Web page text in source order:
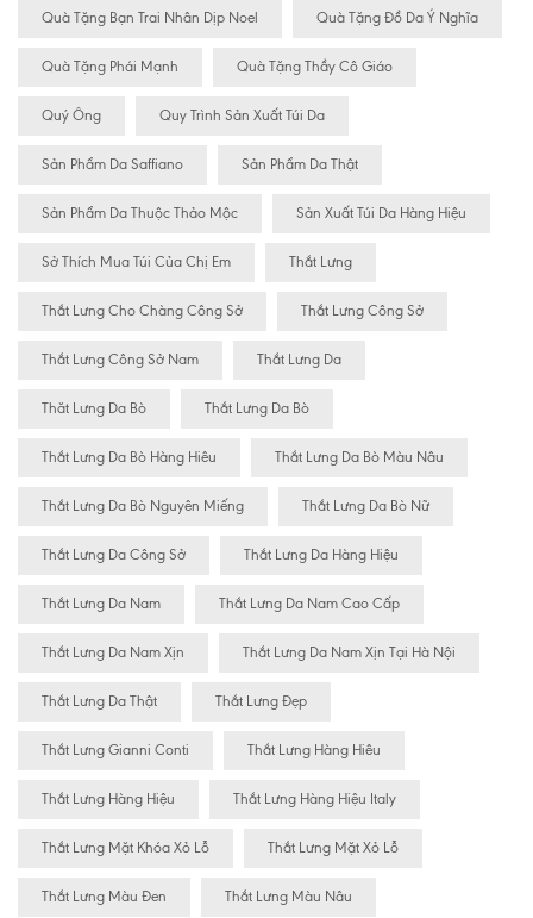
Quà Tặng Bạn Trai Nhân Dịp Noel Quà Tặng Đồ Da Ý Nghĩa
Quà Tặng Phái Mạnh Quà Tặng Thầy Cô Giáo
Quý Ông Quy Trình Sản Xuất Túi Da
Sản Phẩm Da Saffiano Sản Phẩm Da Thật
Sản Phẩm Da Thuộc Thảo Mộc Sản Xuất Túi Da Hàng Hiệu
Sở Thích Mua Túi Của Chị Em Thắt Lưng
Thắt Lưng Cho Chàng Công Sở Thắt Lưng Công Sở
Thắt Lưng Công Sở Nam Thắt Lưng Da
Thăt Lưng Da Bò Thắt Lưng Da Bò
Thắt Lưng Da Bò Hàng Hiêu Thắt Lưng Da Bò Màu Nâu
Thắt Lưng Da Bò Nguyên Miếng Thắt Lưng Da Bò Nữ
Thắt Lưng Da Công Sở Thắt Lưng Da Hàng Hiệu
Thắt Lưng Da Nam Thắt Lưng Da Nam Cao Cấp
Thắt Lưng Da Nam Xịn Thắt Lưng Da Nam Xịn Tại Hà Nội
Thắt Lưng Da Thật Thắt Lưng Đẹp
Thắt Lưng Gianni Conti Thắt Lưng Hàng Hiêu
Thắt Lưng Hàng Hiệu Thắt Lưng Hàng Hiệu Italy
Thắt Lưng Mặt Khóa Xỏ Lỗ Thắt Lưng Mặt Xỏ Lỗ
Thắt Lưng Màu Đen Thắt Lưng Màu Nâu